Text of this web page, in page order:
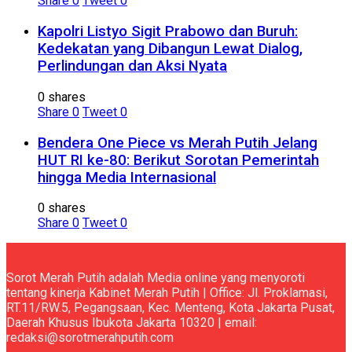
Kapolri Listyo Sigit Prabowo dan Buruh:
Kedekatan yang Dibangun Lewat Dialog,
Perlindungan dan Aksi Nyata
0 shares
Share 0 Tweet 0
Bendera One Piece vs Merah Putih Jelang
HUT RI ke-80: Berikut Sorotan Pemerintah
hingga Media Internasional
0 shares
Share 0 Tweet 0
Sorot Merah Putih adalah Media online yang menyoroti
tentang kinerja Kabinet Merah Putih | Office: Jl. Proklamasi,
RT.11/RW.5, Pegangsaan, Kec. Menteng, Kota Jakarta Pusat,
Daerah Khusus Ibukota Jakarta 10320 | email:
redaksi@sorotmerahputih.com